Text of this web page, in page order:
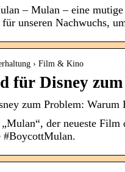
– Mulan – eine
unseren Nachwuchs,
› Film & Kino
für Disney
zum Problem:
der neueste
#BoycottMulan.